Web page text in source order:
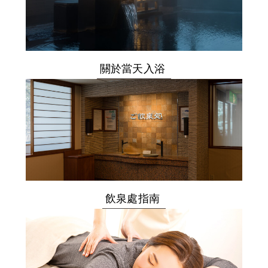
關於當天入浴
飲泉處指南